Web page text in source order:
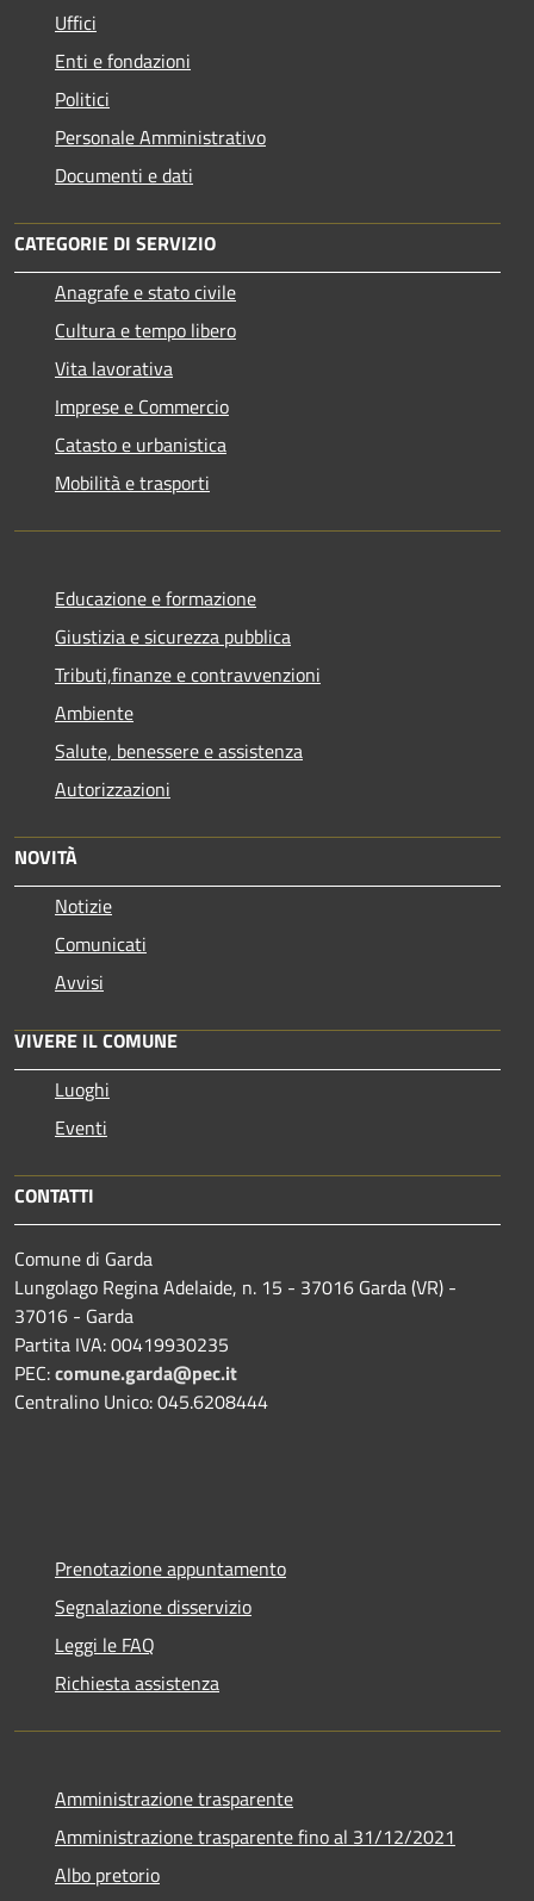
Uffici
Enti e fondazioni
Politici
Personale Amministrativo
Documenti e dati
CATEGORIE DI SERVIZIO
Anagrafe e stato civile
Cultura e tempo libero
Vita lavorativa
Imprese e Commercio
Catasto e urbanistica
Mobilità e trasporti
Educazione e formazione
Giustizia e sicurezza pubblica
Tributi,finanze e contravvenzioni
Ambiente
Salute, benessere e assistenza
Autorizzazioni
NOVITÀ
Notizie
Comunicati
Avvisi
VIVERE IL COMUNE
Luoghi
Eventi
CONTATTI
Comune di Garda
Lungolago Regina Adelaide, n. 15 - 37016 Garda (VR) -
37016 - Garda
Partita IVA: 00419930235
PEC:comune.garda@pec.it
Centralino Unico: 045.6208444
Prenotazione appuntamento
Segnalazione disservizio
Leggi le FAQ
Richiesta assistenza
Amministrazione trasparente
Amministrazione trasparente fino al 31/12/2021
Albo pretorio